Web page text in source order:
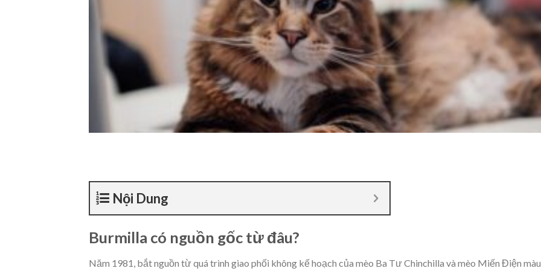
Nội Dung
Burmilla có nguồn gốc từ đâu?
Năm 1981, bắt nguồn từ quá trình giao phối không kế hoạch của mèo Ba Tư Chinchilla và mèo Miến Điện màu